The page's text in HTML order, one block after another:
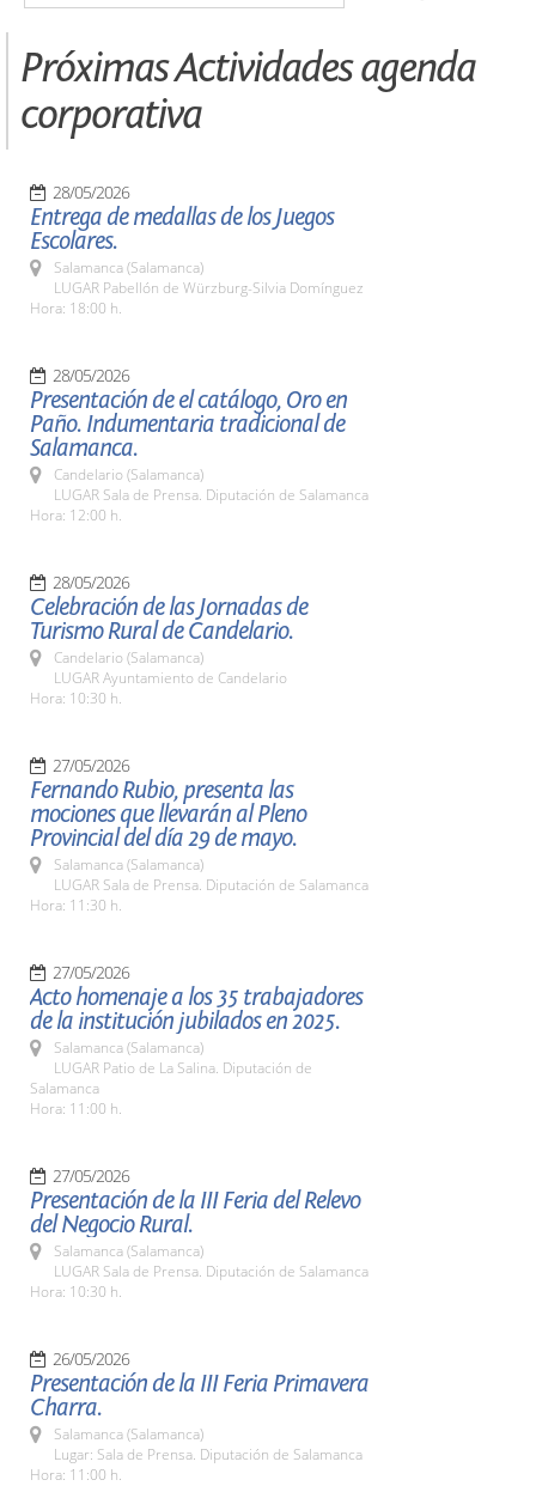
Próximas Actividades agenda
corporativa
28/05/2026
Entrega de medallas de los Juegos
Escolares.
Salamanca (Salamanca)
LUGAR Pabellón de Würzburg-Silvia Domínguez
Hora: 18:00 h.
28/05/2026
Presentación de el catálogo, Oro en
Paño. Indumentaria tradicional de
Salamanca.
Candelario (Salamanca)
LUGAR Sala de Prensa. Diputación de Salamanca
Hora: 12:00 h.
28/05/2026
Celebración de las Jornadas de
Turismo Rural de Candelario.
Candelario (Salamanca)
LUGAR Ayuntamiento de Candelario
Hora: 10:30 h.
27/05/2026
Fernando Rubio, presenta las
mociones que llevarán al Pleno
Provincial del día 29 de mayo.
Salamanca (Salamanca)
LUGAR Sala de Prensa. Diputación de Salamanca
Hora: 11:30 h.
27/05/2026
Acto homenaje a los 35 trabajadores
de la institución jubilados en 2025.
Salamanca (Salamanca)
LUGAR Patio de La Salina. Diputación de
Salamanca
Hora: 11:00 h.
27/05/2026
Presentación de la III Feria del Relevo
del Negocio Rural.
Salamanca (Salamanca)
LUGAR Sala de Prensa. Diputación de Salamanca
Hora: 10:30 h.
26/05/2026
Presentación de la III Feria Primavera
Charra.
Salamanca (Salamanca)
Lugar: Sala de Prensa. Diputación de Salamanca
Hora: 11:00 h.